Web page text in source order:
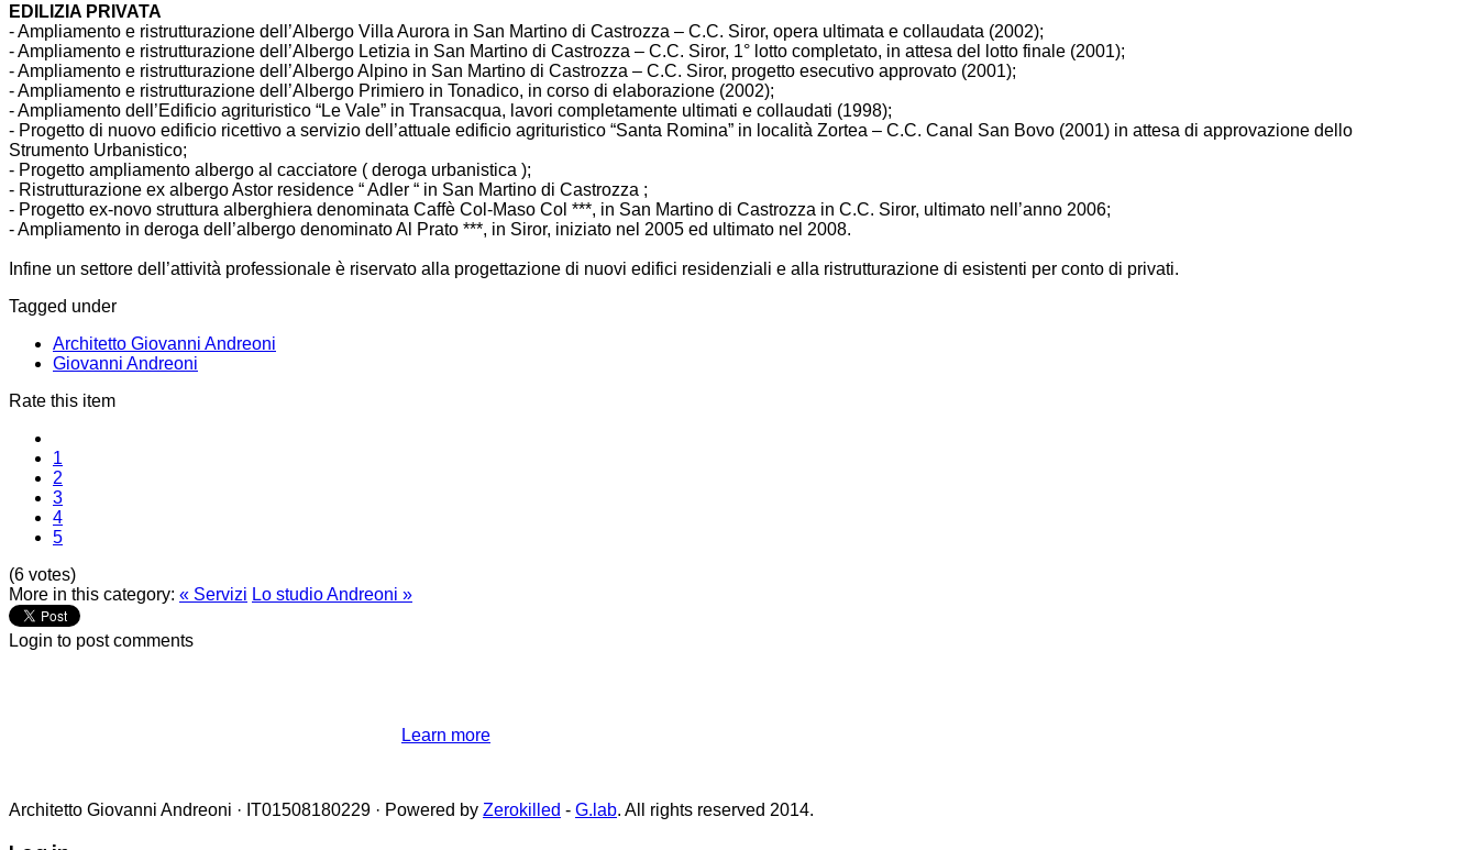
EDILIZIA PRIVATA
- Ampliamento e ristrutturazione dell’Albergo Villa Aurora in San Martino di Castrozza – C.C. Siror, opera ultimata e collaudata (2002);
- Ampliamento e ristrutturazione dell’Albergo Letizia in San Martino di Castrozza – C.C. Siror, 1° lotto completato, in attesa del lotto finale (2001);
- Ampliamento e ristrutturazione dell’Albergo Alpino in San Martino di Castrozza – C.C. Siror, progetto esecutivo approvato (2001);
- Ampliamento e ristrutturazione dell’Albergo Primiero in Tonadico, in corso di elaborazione (2002);
- Ampliamento dell’Edificio agrituristico “Le Vale” in Transacqua, lavori completamente ultimati e collaudati (1998);
- Progetto di nuovo edificio ricettivo a servizio dell’attuale edificio agrituristico “Santa Romina” in località Zortea – C.C. Canal San Bovo (2001) in attesa di approvazione dello
Strumento Urbanistico;
- Progetto ampliamento albergo al cacciatore ( deroga urbanistica );
- Ristrutturazione ex albergo Astor residence “ Adler “ in San Martino di Castrozza ;
- Progetto ex-novo struttura alberghiera denominata Caffè Col-Maso Col ***, in San Martino di Castrozza in C.C. Siror, ultimato nell’anno 2006;
- Ampliamento in deroga dell’albergo denominato Al Prato ***, in Siror, iniziato nel 2005 ed ultimato nel 2008.
Infine un settore dell’attività professionale è riservato alla progettazione di nuovi edifici residenziali e alla ristrutturazione di esistenti per conto di privati.
Tagged under
Architetto Giovanni Andreoni
Giovanni Andreoni
Rate this item
1
2
3
4
5
(6 votes)
More in this category: « Servizi Lo studio Andreoni »
Login to post comments
Learn more
Architetto Giovanni Andreoni · IT01508180229 · Powered by Zerokilled - G.lab. All rights reserved 2014.